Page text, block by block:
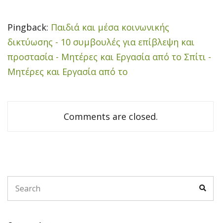
Pingback: Παιδιά και μέσα κοινωνικής
δικτύωσης - 10 συμβουλές για επίβλεψη και
προστασία - Μητέρες και Εργασία από το Σπίτι -
Μητέρες και Εργασία από το
Comments are closed.
a
e
a